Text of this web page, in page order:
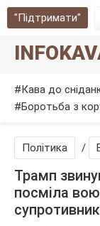
"Підтримати"
Кава до
Боротьба з
Політика /
Трамп
посміла